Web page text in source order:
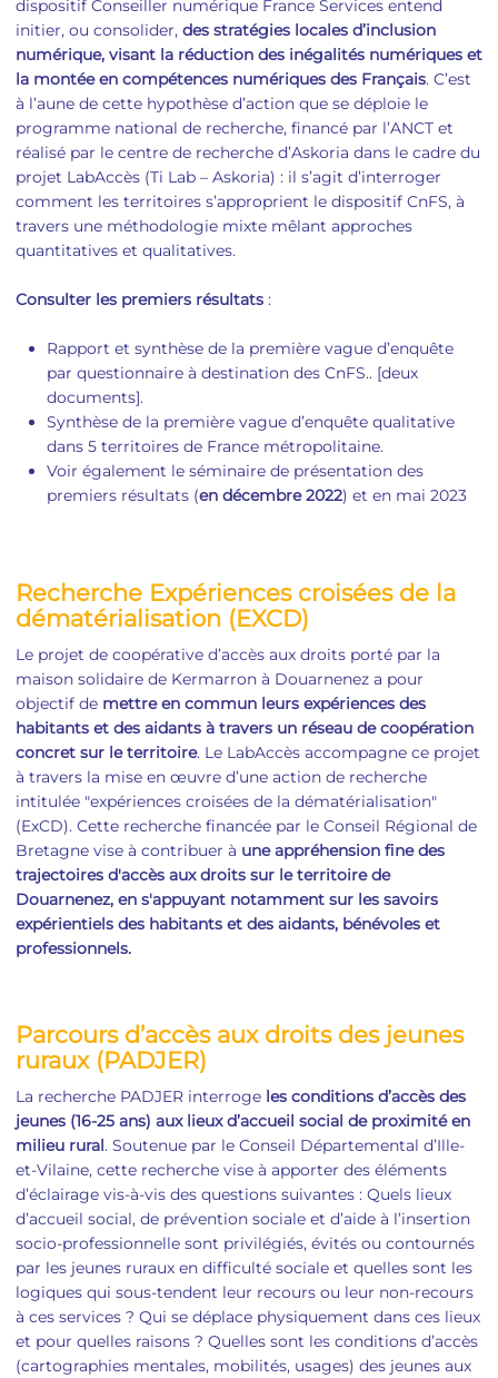
dispositif Conseiller numérique France Services entend
initier, ou consolider, des stratégies locales d’inclusion
numérique, visant la réduction des inégalités numériques et
la montée en compétences numériques des Français. C’est
à l’aune de cette hypothèse d’action que se déploie le
programme national de recherche, financé par l’ANCT et
réalisé par le centre de recherche d’Askoria dans le cadre du
projet LabAccès (Ti Lab – Askoria) : il s’agit d’interroger
comment les territoires s’approprient le dispositif CnFS, à
travers une méthodologie mixte mêlant approches
quantitatives et qualitatives.
Consulter les premiers résultats :
Rapport et synthèse de la première vague d’enquête
par questionnaire à destination des CnFS.. [deux
documents].
Synthèse de la première vague d’enquête qualitative
dans 5 territoires de France métropolitaine.
Voir également le séminaire de présentation des
premiers résultats (en décembre 2022) et en mai 2023
Recherche Expériences croisées de la
dématérialisation (EXCD)
Le projet de coopérative d’accès aux droits porté par la
maison solidaire de Kermarron à Douarnenez a pour
objectif de mettre en commun leurs expériences des
habitants et des aidants à travers un réseau de coopération
concret sur le territoire. Le LabAccès accompagne ce projet
à travers la mise en œuvre d’une action de recherche
intitulée "expériences croisées de la dématérialisation"
(ExCD). Cette recherche financée par le Conseil Régional de
Bretagne vise à contribuer à une appréhension fine des
trajectoires d'accès aux droits sur le territoire de
Douarnenez, en s'appuyant notamment sur les savoirs
expérientiels des habitants et des aidants, bénévoles et
professionnels.
Parcours d’accès aux droits des jeunes
ruraux (PADJER)
La recherche PADJER interroge les conditions d’accès des
jeunes (16-25 ans) aux lieux d’accueil social de proximité en
milieu rural . Soutenue par le Conseil Départemental d’Ille-
et-Vilaine, cette recherche vise à apporter des éléments
d’éclairage vis-à-vis des questions suivantes : Quels lieux
d’accueil social, de prévention sociale et d’aide à l’insertion
socio-professionnelle sont privilégiés, évités ou contournés
par les jeunes ruraux en difficulté sociale et quelles sont les
logiques qui sous-tendent leur recours ou leur non-recours
à ces services ? Qui se déplace physiquement dans ces lieux
et pour quelles raisons ? Quelles sont les conditions d’accès
(cartographies mentales, mobilités, usages) des jeunes aux